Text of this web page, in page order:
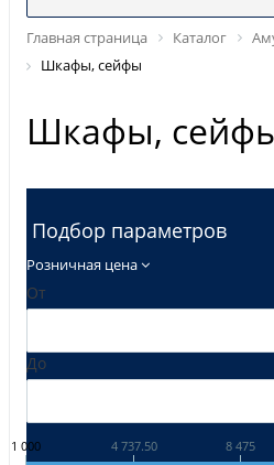
Главная страница Каталог
Шкафы, сейфы
Шкафы,
Подбор параметров
Розничная цена
От
До
1 000 4 737.50 8 475